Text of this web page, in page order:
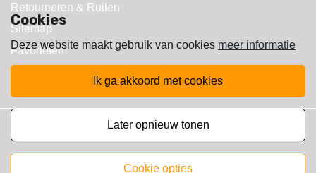
Retourneren & Ruilen
Sitemap
Favorieten
Copyright © 2025 Walst Rc's
Cookies
Deze website maakt gebruik van cookies meer informatie
ik ga akkoord met cookies
later opnieuw tonen
cookie opties